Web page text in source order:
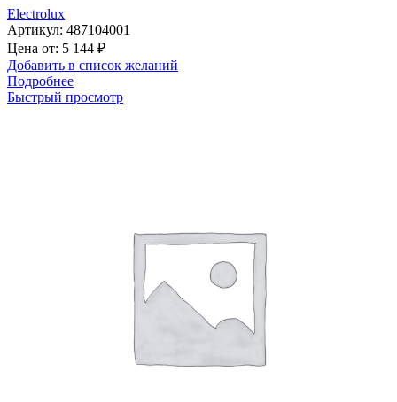
Electrolux
Артикул: 487104001
Цена от: 5 144 ₽
Добавить в список желаний
Подробнее
Быстрый просмотр